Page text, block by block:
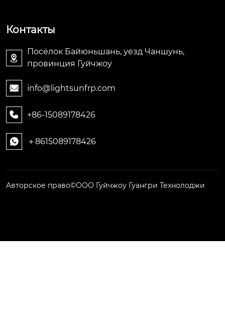
Контакты

Посёлок Байюньшань, уезд Чаншунь,
провинция Гуйчжоу
 info@lightsunfrp.com
 +86-15089178426
 ＋8615089178426
Авторское право©ООО Гуйчжоу Гуангри Технолоджи